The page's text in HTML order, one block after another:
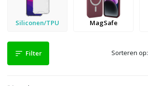
Siliconen/TPU MagSafe
Filter Sorteren op: